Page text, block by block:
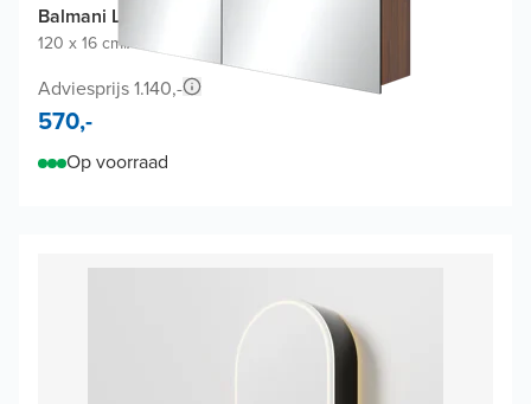
Balmani Lucida spiegelkast
120 x 16 cm|Amerikaanse notelaar
Adviesprijs 1.140,-
570,-
Op voorraad